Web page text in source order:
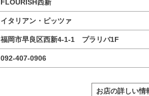
FLOURISH西新
イタリアン・ピッツァ
福岡市早良区西新4-1-1 プラリバ1F
092-407-0906
お店の詳しい情